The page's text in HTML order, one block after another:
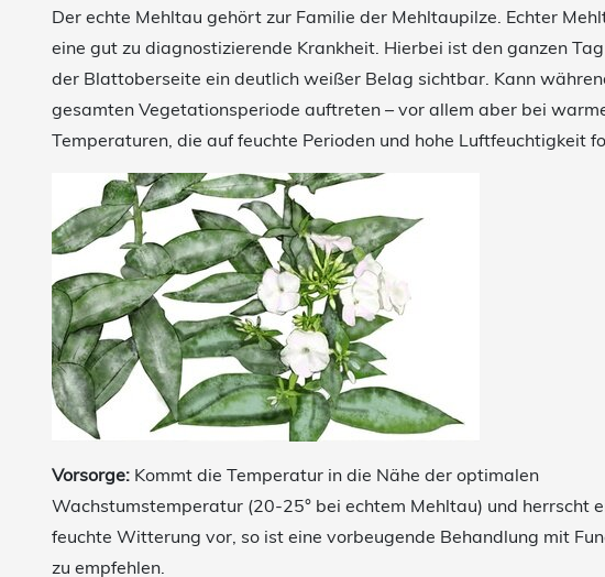
Der echte Mehltau gehört zur Familie der Mehltaupilze. Echter
eine gut zu diagnostizierende Krankheit. Hierbei ist den ganzen
der Blattoberseite ein deutlich weißer Belag sichtbar. Kann
gesamten Vegetationsperiode auftreten – vor allem aber bei
Temperaturen, die auf feuchte Perioden und hohe Luftfeuchtigkeit
Vorsorge: Kommt die Temperatur in die Nähe der optimalen
Wachstumstemperatur (20-25° bei echtem Mehltau) und herrscht
feuchte Witterung vor, so ist eine vorbeugende Behandlung mit
zu empfehlen.